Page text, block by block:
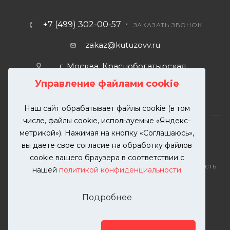
Управление файлами cookie
Наш сайт обрабатывает файлы cookie (в том
числе, файлы cookie, используемые «Яндекс-
метрикой»). Нажимая на кнопку «Соглашаюсь»,
вы даете свое согласие на обработку файлов
cookie вашего браузера в соответствии с
нашей политикой конфиденциальности
Подробнее
+7 (499) 302-00-57 ЗАКАЗАТЬ ЗВОНОК
zakaz@kutuzovv.ru
г. Москва, Краснобогатырская
2026 © KUTUZOVV | Кузовной ремонт и покраска
автомобилей. Вся информация на сайте – собственность
разрешения запрещена. Все права защищены.
Телефон: 8(499)-302-00-57